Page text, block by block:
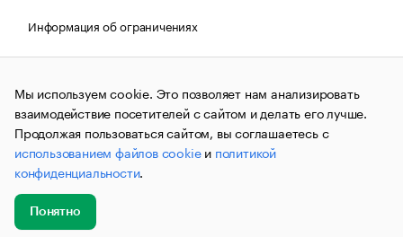
Информация об ограничениях
Правовая информация
О соблюдении авторских прав
© АО «РОСБИЗНЕСКОНСАЛТИНГ»,1995–2026.Сообщения
и материалы информационного агентства «РБК»
(зарегистрировано Федеральной службой по надзору в сфере
связи, информационных технологий и массовых
коммуникаций (Роскомнадзор) 09.12.2015 за номером ИА
№ФС77-63848) сопровождаются пометкой «РБК». Отдельные
публикации могут содержать информацию,
не предназначенную для пользователей
до 18 лет.
Мы используем cookie. Это позволяет нам анализировать
взаимодействие посетителей с сайтом и делать его лучше.
Продолжая пользоваться сайтом, вы соглашаетесь с
использованием файлов cookieи политикой
конфиденциальности.
Понятно